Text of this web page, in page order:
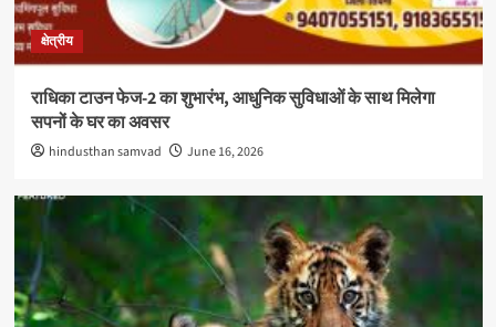
क्षेत्रीय
राधिका टाउन फेज-2 का शुभारंभ, आधुनिक सुविधाओं के साथ मिलेगा
सपनों के घर का अवसर
hindusthan samvad June 16, 2026